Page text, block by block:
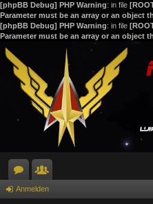
[phpBB Debug] PHP Warning: in file
Parameter must be an array or an object
[phpBB Debug] PHP Warning: in file
Parameter must be an array or an object
or itg
Anmelden